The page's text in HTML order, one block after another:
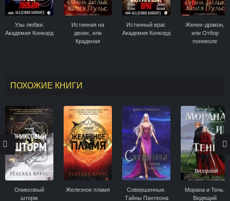
Узы любви.
Академия Конкорд
Истинная на
двоих, или
Краденая
Истинный враг.
Академия Конкорд
Жених-дракон,
или Отбор
поневоле
ПОХОЖИЕ КНИГИ
Ониксовый
шторм
Железное пламя
Совершенные.
Тайны Пантеона
Морана и Тень.
Видящий